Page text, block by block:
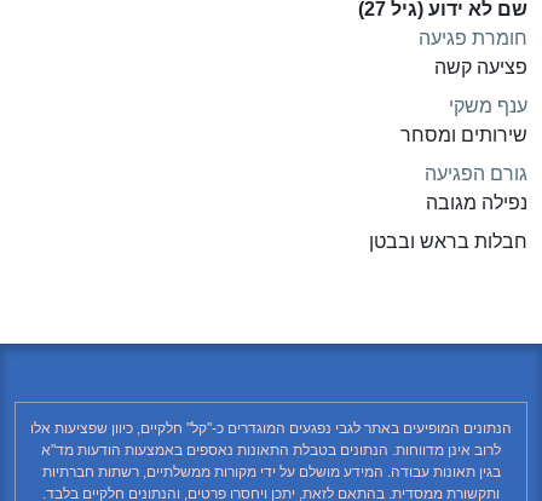
שם לא ידוע (גיל 27)
חומרת פגיעה
פציעה קשה
ענף משקי
שירותים ומסחר
גורם הפגיעה
נפילה מגובה
חבלות בראש ובבטן
הנתונים המופיעים באתר לגבי נפגעים המוגדרים כ-"קל" חלקיים, כיוון שפציעות אלו
לרוב אינן מדווחות. הנתונים בטבלת התאונות נאספים באמצעות הודעות מד"א
בגין תאונות עבודה. המידע מושלם על ידי מקורות ממשלתיים, רשתות חברתיות
ותקשורת ממסדית. בהתאם לזאת, יתכן ויחסרו פרטים, והנתונים חלקיים בלבד.